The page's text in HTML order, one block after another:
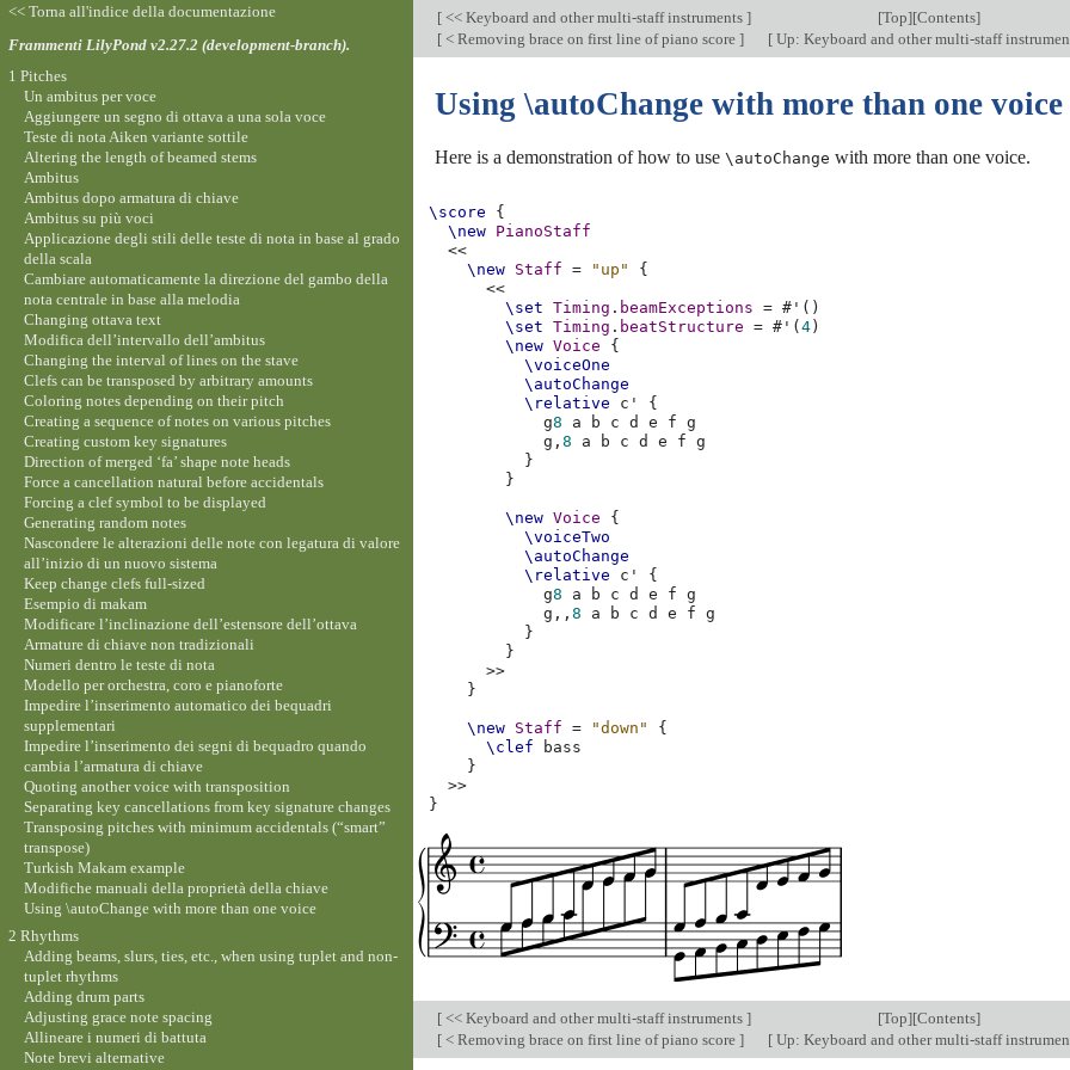
[ << Keyboard and other multi-staff instruments ] [Top][Contents]
[ < Removing brace on first line of piano score ] [ Up: Keyboard and other multi-staff
Using \autoChange with more than one voice
Here is a demonstration of how to use \autoChange with more than one voice.
\score
{
\new PianoStaff
<<
\new Staff = "up"
{
<<
\set
Timing . beamExceptions = # ' ()
\set
Timing . beatStructure = # ' (4 )
\new Voice
{
\voiceOne
\autoChange
\relative
c'
{
g8 a b c d e f
g
g,8 a b c d e f
g
}
}
\new Voice
{
\voiceTwo
\autoChange
\relative
c'
{
g8 a b c d e f
g
g,,8 a b c d e f
g
}
}
>>
}
\new Staff = "down"
{
\clef
bass
}
>>
}
[ << Keyboard and other multi-staff instruments ] [Top][Contents]
[ < Removing brace on first line of piano score ] [ Up: Keyboard and other multi-staff
<< Torna all'indice della documentazione
Frammenti LilyPond v2.27.2 (development-branch).
1 Pitches
Un ambitus per voce
Aggiungere un segno di ottava a una sola voce
Teste di nota Aiken variante sottile
Altering the length of beamed stems
Ambitus
Ambitus dopo armatura di chiave
Ambitus su più voci
Applicazione degli stili delle teste di nota in base al grado
della scala
Cambiare automaticamente la direzione del gambo della
nota centrale in base alla melodia
Changing ottava text
Modifica dell’intervallo dell’ambitus
Changing the interval of lines on the stave
Clefs can be transposed by arbitrary amounts
Coloring notes depending on their pitch
Creating a sequence of notes on various pitches
Creating custom key signatures
Direction of merged ‘fa’ shape note heads
Force a cancellation natural before accidentals
Forcing a clef symbol to be displayed
Generating random notes
Nascondere le alterazioni delle note con legatura di valore
all’inizio di un nuovo sistema
Keep change clefs full-sized
Esempio di makam
Modificare l’inclinazione dell’estensore dell’ottava
Armature di chiave non tradizionali
Numeri dentro le teste di nota
Modello per orchestra, coro e pianoforte
Impedire l’inserimento automatico dei bequadri
supplementari
Impedire l’inserimento dei segni di bequadro quando
cambia l’armatura di chiave
Quoting another voice with transposition
Separating key cancellations from key signature changes
Transposing pitches with minimum accidentals (“smart”
transpose)
Turkish Makam example
Modifiche manuali della proprietà della chiave
Using \autoChange with more than one voice
2 Rhythms
Adding beams, slurs, ties, etc., when using tuplet and non-
tuplet rhythms
Adding drum parts
Adjusting grace note spacing
Allineare i numeri di battuta
Note brevi alternative